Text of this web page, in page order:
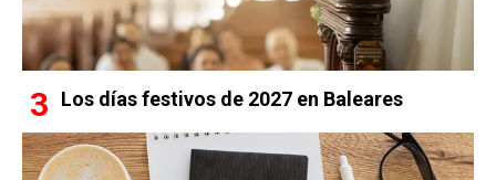
Los días festivos de 2027 en Baleares